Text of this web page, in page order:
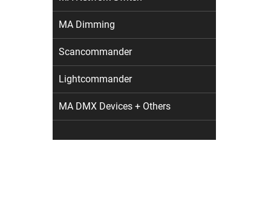
MA Dimming
Scancommander
Lightcommander
MA DMX Devices + Others